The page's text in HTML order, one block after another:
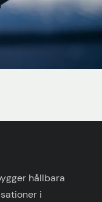
hållbara
i